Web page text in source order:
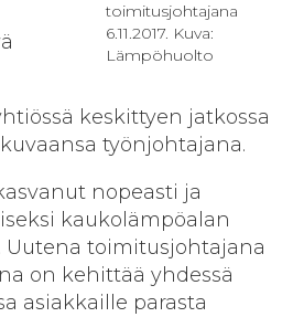
toimitusjohtajana
6.11.2017. Kuva:
Lämpöhuolto
keskittyen jatkossa
työnjohtajana.
nopeasti ja
kaukolämpöalan
Uutena toimitusjohtajana
on kehittää yhdessä
asiakkaille parasta